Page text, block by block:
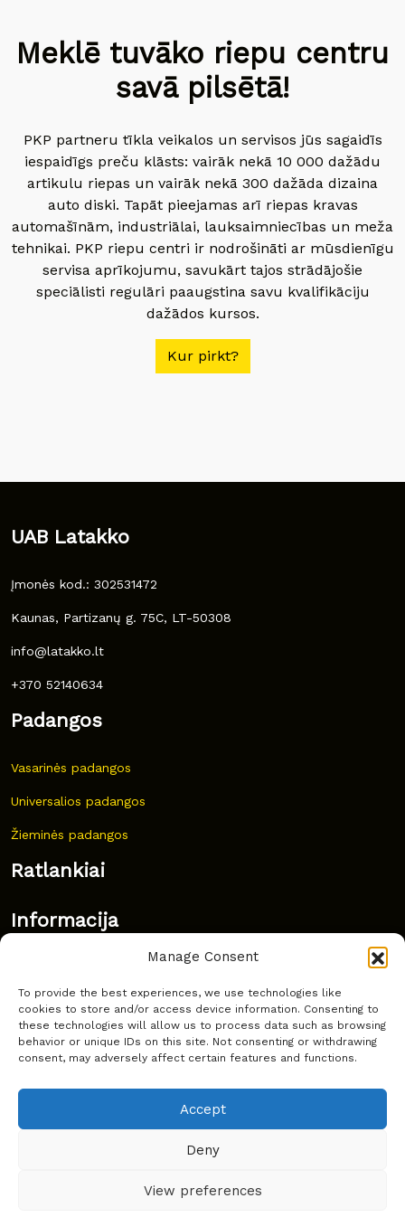
Manage Consent
To provide the best experiences, we use technologies like
cookies to store and/or access device information. Consenting to
these technologies will allow us to process data such as browsing
behavior or unique IDs on this site. Not consenting or withdrawing
consent, may adversely affect certain features and functions.
Accept
Deny
View preferences
Meklē tuvāko riepu centru
savā pilsētā!
PKP partneru tīkla veikalos un servisos jūs sagaidīs
iespaidīgs preču klāsts: vairāk nekā 10 000 dažādu
artikulu riepas un vairāk nekā 300 dažāda dizaina
auto diski. Tapāt pieejamas arī riepas kravas
automašīnām, industriālai, lauksaimniecības un meža
tehnikai. PKP riepu centri ir nodrošināti ar mūsdienīgu
servisa aprīkojumu, savukārt tajos strādājošie
speciālisti regulāri paaugstina savu kvalifikāciju
dažādos kursos.
Kur pirkt?
UAB Latakko
Įmonės kod.: 302531472
Kaunas, Partizanų g. 75C, LT-50308
info@latakko.lt
+370 52140634
Padangos
Vasarinės padangos
Universalios padangos
Žieminės padangos
Ratlankiai
Informacija
Dažnai užduodami klausimai
Kur nusipirkti?
Privatumas
Copyright © Latakko 2024